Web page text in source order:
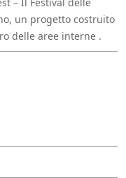
un progetto costruito
delle aree interne .